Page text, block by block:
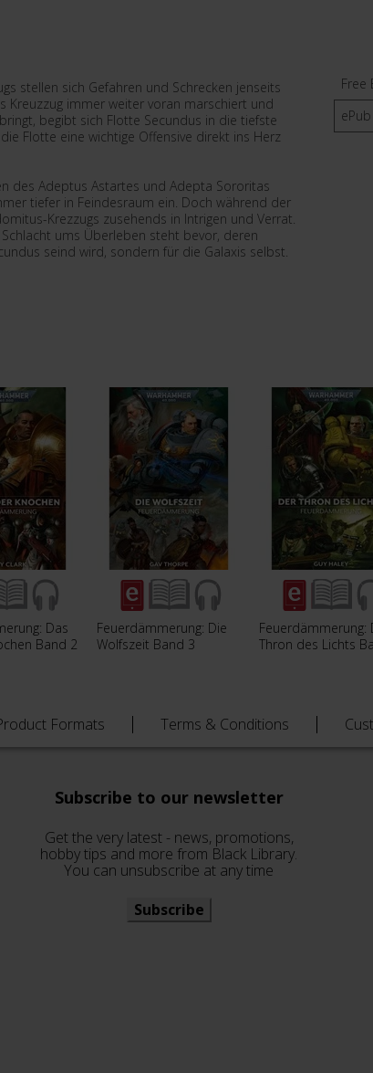
stellen sich Gefahren und Schrecken jenseits
Kreuzzug immer weiter voran marschiert und
begibt sich Flotte Secundus in die tiefste
Flotte eine wichtige Offensive direkt ins Herz
des Adeptus Astartes und Adepta Sororitas
tiefer in Feindesraum ein. Doch während der
Krezzugs zusehends in Intrigen und Verrat.
ums Überleben steht bevor, deren
seind wird, sondern für die Galaxis selbst.
Free
ePub
Das
Band 2
Feuerdämmerung: Die
Wolfszeit Band 3
Feuerdämmerung:
Thron des Lichts
Formats Terms & Conditions
Subscribe to our newsletter
Get the very latest - news, promotions,
hobby tips and more from Black Library.
You can unsubscribe at any time
Subscribe